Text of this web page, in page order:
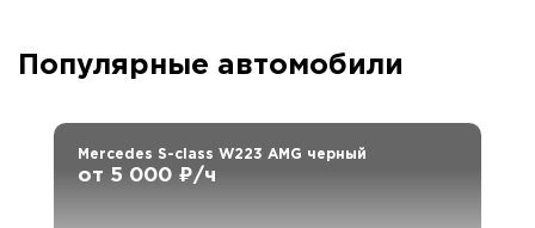
Популярные автомобили
Mercedes S-class W223 AMG черный
от 5 000 ₽/ч